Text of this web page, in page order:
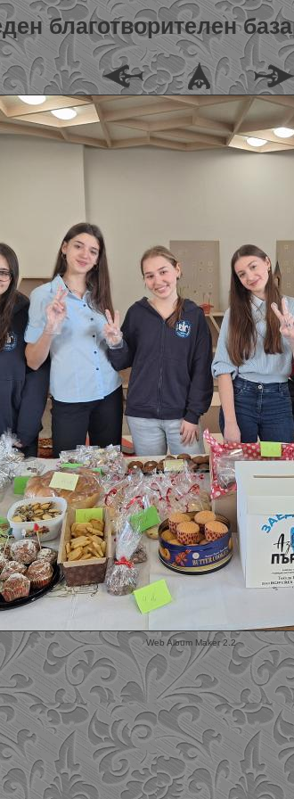
благотворителен
Web Album Maker 2.2